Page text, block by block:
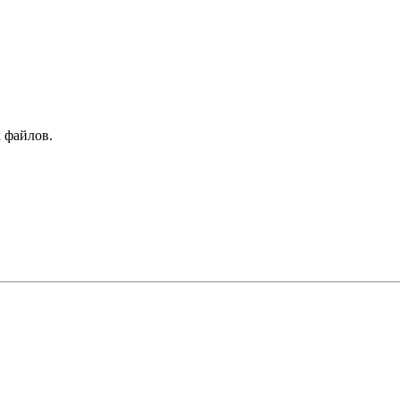
файлов.